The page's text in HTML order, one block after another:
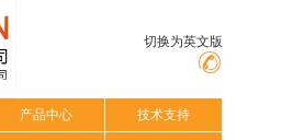
切换为英文版
产品中心 技术支持